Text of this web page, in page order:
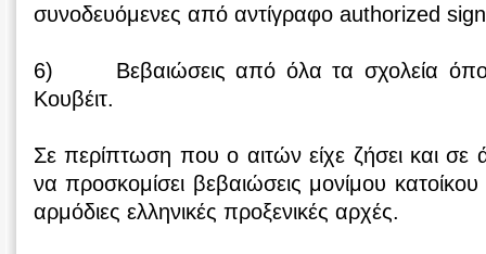
συνοδευόμενες από αντίγραφο authorized
6) Βεβαιώσεις από όλα τα σχολεία
Κουβέιτ.
Σε περίπτωση που ο αιτών είχε ζήσει και
να προσκομίσει βεβαιώσεις μονίμου κατοίκου
αρμόδιες ελληνικές προξενικές αρχές.